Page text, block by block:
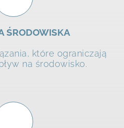
ŚRODOWISKA
które ograniczają
na środowisko.